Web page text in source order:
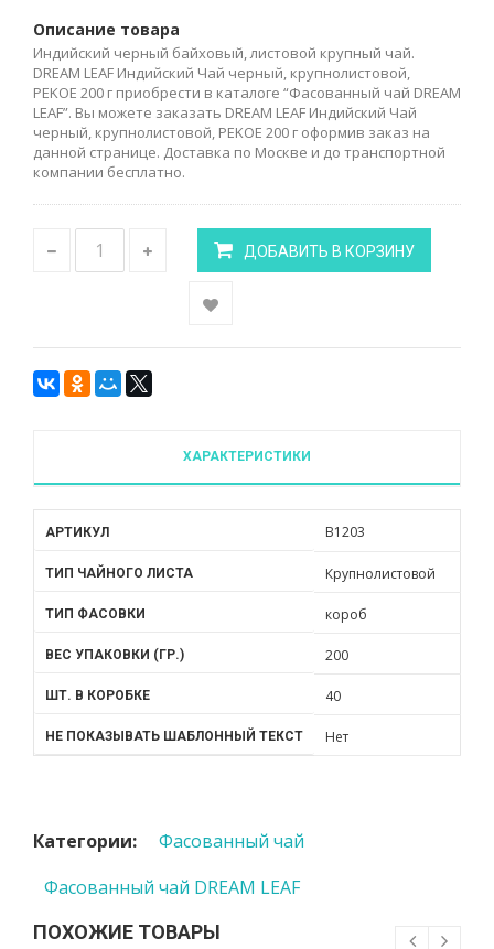
Описание товара
Индийский черный байховый, листовой крупный чай.
DREAM LEAF Индийский Чай черный, крупнолистовой,
PEKOE 200 г приобрести в каталоге “Фасованный чай DREAM
LEAF”. Вы можете заказать DREAM LEAF Индийский Чай
черный, крупнолистовой, PEKOE 200 г оформив заказ на
данной странице. Доставка по Москве и до транспортной
компании бесплатно.
ДОБАВИТЬ В КОРЗИНУ
ХАРАКТЕРИСТИКИ
АРТИКУЛ B1203
ТИП ЧАЙНОГО ЛИСТА Крупнолистовой
ТИП ФАСОВКИ короб
ВЕС УПАКОВКИ (ГР.) 200
ШТ. В КОРОБКЕ 40
НЕ ПОКАЗЫВАТЬ ШАБЛОННЫЙ ТЕКСТ Нет
Категории:
Фасованный чай
Фасованный чай DREAM LEAF
ПОХОЖИЕ ТОВАРЫ